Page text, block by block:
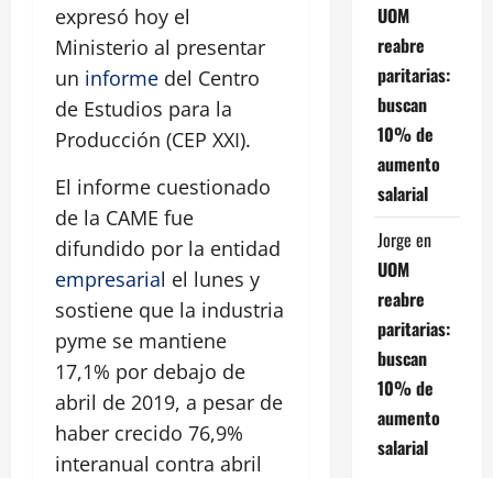
expresó hoy el
Ministerio al presentar
un informe del Centro
de Estudios para la
Producción (CEP XXI).
El informe cuestionado
de la CAME fue
difundido por la entidad
empresarial el lunes y
sostiene que la industria
pyme se mantiene
17,1% por debajo de
abril de 2019, a pesar de
haber crecido 76,9%
interanual contra abril
UOM
reabre
paritarias:
buscan
10% de
aumento
salarial
Jorge en
UOM
reabre
paritarias:
buscan
10% de
aumento
salarial